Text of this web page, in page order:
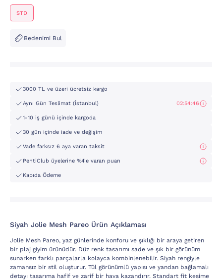
STD
Bedenimi Bul
3000 TL ve üzeri ücretsiz kargo
Aynı Gün Teslimat (İstanbul) 02:54:46
1-10 iş günü içinde kargoda
30 gün içinde iade ve değişim
Vade farksız 6 aya varan taksit
PentiClub üyelerine %4'e varan puan
Kapıda Ödeme
Si̇yah Jolie Mesh Pareo Ürün Açıklaması
Jolie Mesh Pareo, yaz günlerinde konforu ve şıklığı bir araya getiren
bir plaj giyim ürünüdür. Düz renk tasarımı sade ve şık bir görünüm
sunarken farklı parçalarla kolayca kombinlenebilir. Siyah rengiyle
zamansız bir stil oluşturur. Tül görünümlü yapısı ve yandan bağlamalı
detayı tasarıma hafif ve zarif bir hava kazandırır. Standart fit kesime